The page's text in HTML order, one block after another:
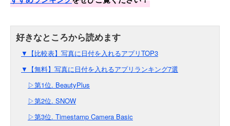
▼【比較表】写真に日付を入れるアプリTOP3
▼【無料】写真に日付を入れるアプリランキング7選
▷第1位. BeautyPlus
▷第2位. SNOW
▷第3位. Timestamp Camera Basic